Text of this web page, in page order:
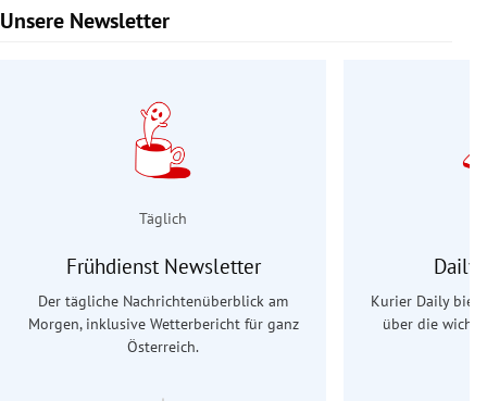
Unsere Newsletter
Slide 1 von 9
Täglich
Frühdienst Newsletter
Der tägliche Nachrichtenüberblick am
Morgen, inklusive Wetterbericht für ganz
Österreich.
Daily
Kurier Daily
über die